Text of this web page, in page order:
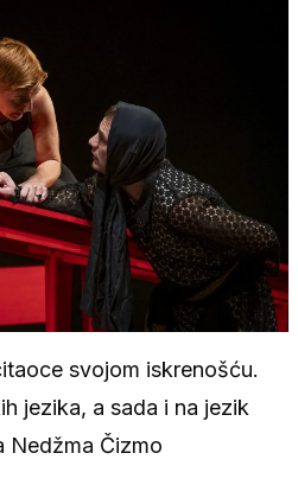
svojom iskrenošću.
jezika, a sada i na jezik
Nedžma Čizmo